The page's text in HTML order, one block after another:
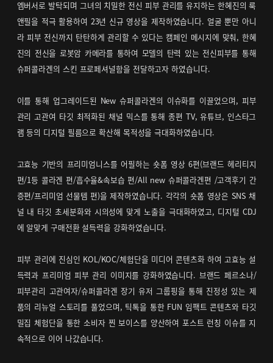
엠버서로 발탁되며 그녀의 치밀한 전신 피부 관리를 유지하는 한혜진의 룩
앤필을 적극 활용하여 23년 신규 영상을 제작하였습니다. 얼굴 뿐만 아니
라 피부 전신까지 탄탄하게 관리할 수 있다는 캠페인 메시지에 맞춰, 한혜
진의 전신을 로봇암 카메라를 통하여 모델의 탄력 있는 전신피부를 통해
슈퍼콜라겐의 스킨 프로페셔널함을 전달하고자 하였습니다.
이를 통해 업그레이드된 New 슈퍼콜라겐의 이슈화를 이끌었으며, 피부
관리 고관여 타깃 최적화된 채널 믹스를 통해 종편 TV, 유튜브, 인스타그
램 등의 디지털 필름으로 확산해 목적성을 극대화하였습니다.
고효능 기반의 프리미엄니스를 어필하는 숏폼 영상 6편(브랜드 헤리티지
편/1등 콜라겐 편/흡수율&속보습 편/All new 슈퍼콜라겐편 /고객후기 간
증편/프리미엄 선물템 편)을 제작하였습니다. 각각의 숏폼 영상은 SNS 채
널 내 타깃 초세분화와 시의성에 맞게 노출을 극대화하였고, 디지털 CDJ
에 알맞게 구매전환 설득력을 강화하였습니다.
피부 관리에 진심인 KOL/KOC/체험단을 미디어 콘텐츠화 하여 고효능 설
득력과 프리미엄 피부 관리 이미지를 강화하였습니다. 브랜드 페르소나/
피부관리 고관여자/슈퍼콜라겐 장기 유저 그룹핑을 통해 진정성 있는 제
품의 리뉴얼 스토리를 풀었으며, 틱톡을 통한 FUN 임팩트 콘텐츠와 타깃
밀집 체험단을 통한 소비자 찐 보이스를 양산하여 포스트 런칭 이슈를 지
속적으로 이어 나갔습니다.